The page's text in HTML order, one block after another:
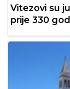
Vitezovi su
prije 330